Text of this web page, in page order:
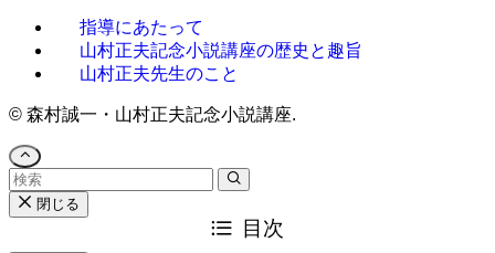
指導にあたって
山村正夫記念小説講座の歴史と趣旨
山村正夫先生のこと
© 森村誠一・山村正夫記念小説講座.
閉じる
目次